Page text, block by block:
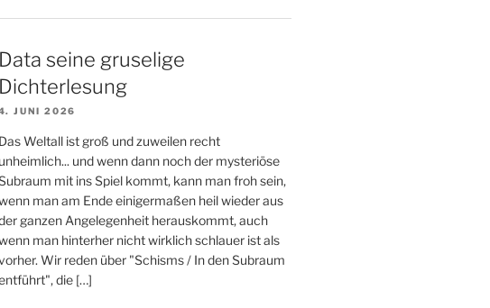
Data seine gruselige
Dichterlesung
JUNI 2026
Das Weltall ist groß und zuweilen recht
unheimlich... und wenn dann noch der mysteriöse
mit ins Spiel kommt, kann man froh sein,
man am Ende einigermaßen heil wieder aus
ganzen Angelegenheit herauskommt, auch
man hinterher nicht wirklich schlauer ist als
Wir reden über "Schisms / In den Subraum
die […]